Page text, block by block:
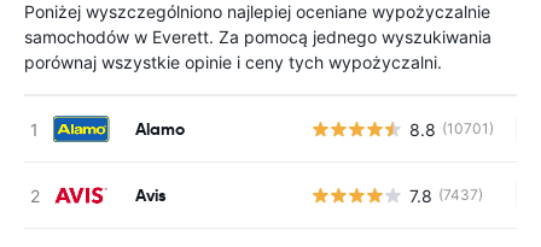
Poniżej wyszczególniono najlepiej oceniane wypożyczalnie
samochodów w Everett. Za pomocą jednego wyszukiwania
porównaj wszystkie opinie i ceny tych wypożyczalni.
Alamo 8.8 (10701)
Avis 7.8 (7437)